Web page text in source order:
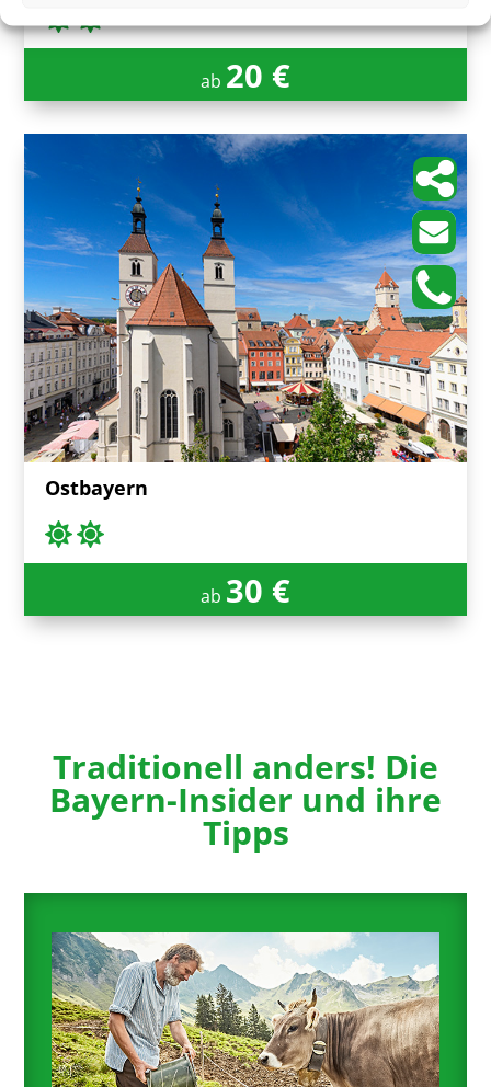
ab 20 €
Ostbayern
ab 30 €
Traditionell anders! Die
Bayern-Insider und ihre
Tipps